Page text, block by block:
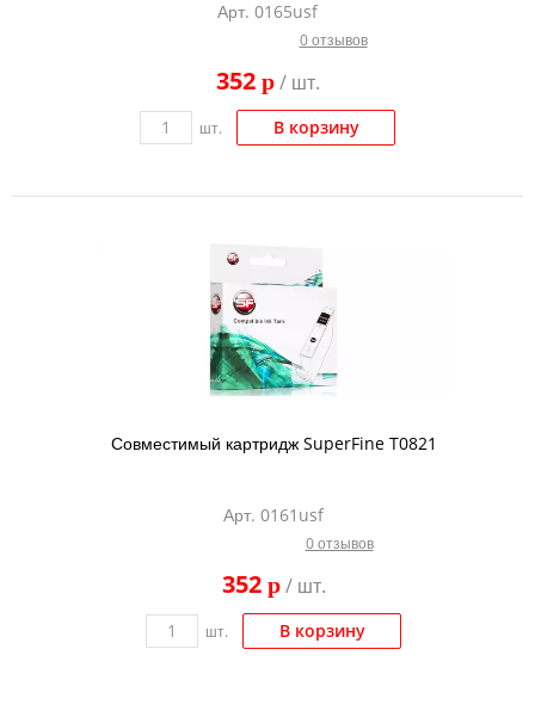
Арт. 0165usf
0 отзывов
352 p/ шт.
шт. В корзину
Совместимый картридж SuperFine T0821
Арт. 0161usf
0 отзывов
352 p/ шт.
шт. В корзину